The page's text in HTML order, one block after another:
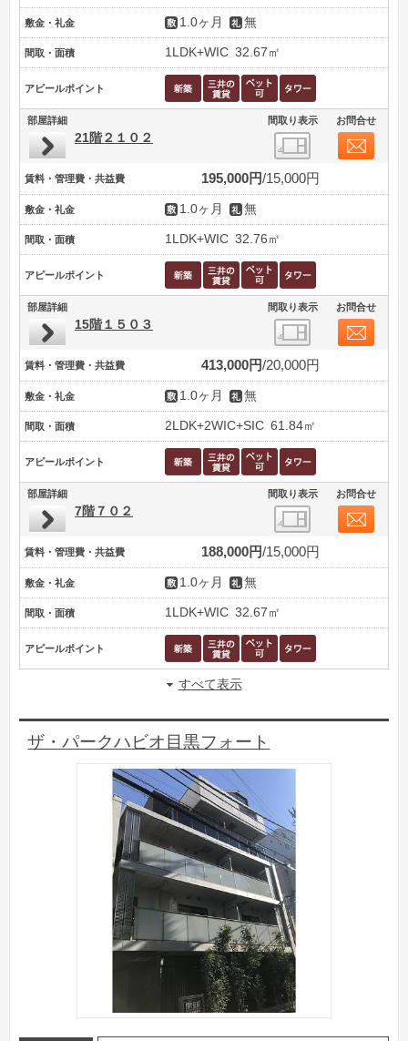
敷金・礼金 1.0ヶ月 無
間取・面積 1LDK+WIC 32.67㎡
アピールポイント
部屋詳細 間取り表示 お問合せ
21階２１０２
賃料・管理費・共益費 195,000円 15,000円
敷金・礼金 1.0ヶ月 無
間取・面積 1LDK+WIC 32.76㎡
アピールポイント
部屋詳細 間取り表示 お問合せ
15階１５０３
賃料・管理費・共益費 413,000円 20,000円
敷金・礼金 1.0ヶ月 無
間取・面積 2LDK+2WIC+SIC 61.84㎡
アピールポイント
部屋詳細 間取り表示 お問合せ
7階７０２
賃料・管理費・共益費 188,000円 15,000円
敷金・礼金 1.0ヶ月 無
間取・面積 1LDK+WIC 32.67㎡
アピールポイント
すべて表示
ザ・パークハビオ目黒フォート